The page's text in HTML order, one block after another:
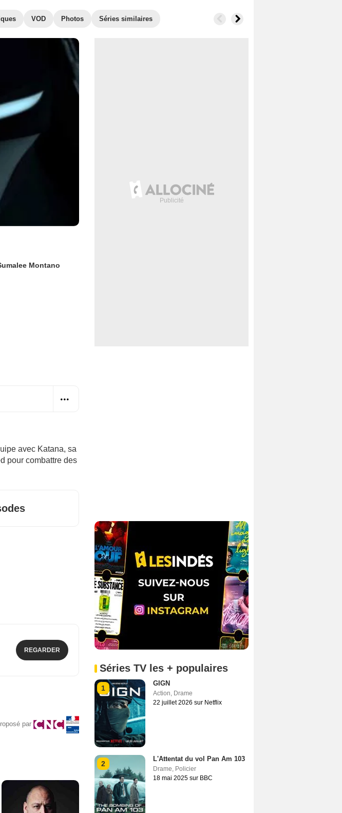
VOD Photos Séries similaires
Montano
avec Katana, sa
pour combattre des
REGARDER
par
Séries TV les + populaires
1
GIGN
Action, Drame
22 juillet 2026 sur Netflix
2
L'Attentat du vol Pan Am 103
Drame, Policier
18 mai 2025 sur BBC